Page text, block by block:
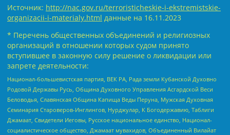
Источник: http://nac.gov.ru/terroristicheskie-i-ekstremistskie-
organizacii-i-materialy.html данные на 16.11.2023
* Перечень общественных объединений и религиозных
организаций в отношении которых судом принято
вступившее в законную силу решение о ликвидации или
запрете деятельности:
Национал-большевистская партия, ВЕК РА, Рада земли Кубанской Духовно
Родовой Державы Русь, Община Духовного Управления Асгардской Веси
Беловодья, Славянская Община Капища Веды Перуна, Мужская Духовная
Семинария Староверов-Инглингов, Нурджулар, К Богодержавию, Таблиги
Джамаат, Свидетели Иеговы, Русское национальное единство, Национал-
социалистическое общество, Джамаат мувахидов, Объединенный Вилайат